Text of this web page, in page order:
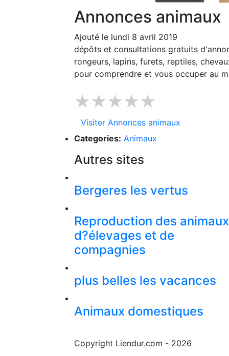
Annonces animaux
Ajouté le lundi 8 avril 2019
dépôts et consultations gratuits
rongeurs, lapins, furets, reptiles,
pour comprendre et vous occuper au
★★★★★
Visiter Annonces animaux
Categories: Animaux
Autres sites
Bergeres les vertus
Reproduction des animaux
d?élevages et de
compagnies
plus belles les vacances
Animaux domestiques
Copyright Liendur.com - 2026